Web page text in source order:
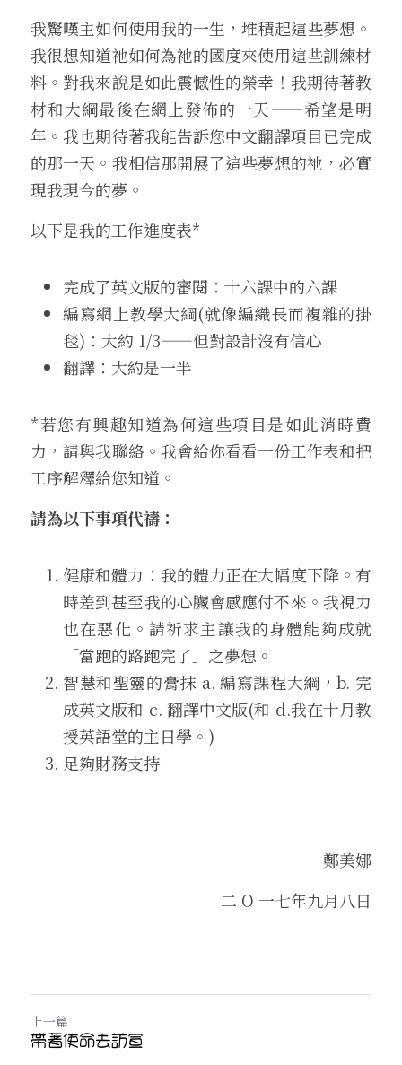
我驚嘆主如何使用我的一生，堆積起這些夢想。
我很想知道祂如何為祂的國度來使用這些訓練材
料。對我來說是如此震憾性的榮幸！我期待著教
材和大綱最後在網上發佈的一天——希望是明
年。我也期待著我能告訴您中文翻譯項目已完成
的那一天。我相信那開展了這些夢想的祂，必實
現我現今的夢。
以下是我的工作進度表*
完成了英文版的審閱：十六課中的六課
編寫網上教學大綱(就像編織長而複雜的掛
毯) ： 大約 1/3——但對設計沒有信心
翻譯 ： 大約是一半
*若您有興趣知道為何這些項目是如此消時費
力，請與我聯絡。我會給你看看一份工作表和把
工序解釋給您知道。
請為以下事項代禱：
健康和體力 ： 我的體力正在大幅度下降。有
時差到甚至我的心臟會感應付不來。我視力
也在惡化。請祈求主讓我的身體能夠成就
「當跑的路跑完了」之夢想。
智慧和聖靈的膏抹 a. 編寫課程大綱，b. 完
成英文版和 c. 翻譯中文版(和 d.我在十月教
授英語堂的主日學。)
足夠財務支持
鄭美娜
二 O 一七年九月八日
上一篇
帶著使命去訪宣